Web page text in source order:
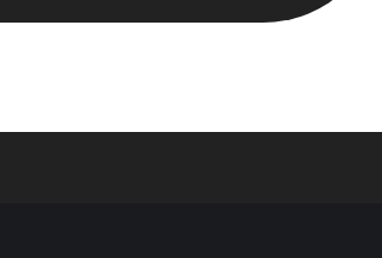
품을 수령할 수 있나요?